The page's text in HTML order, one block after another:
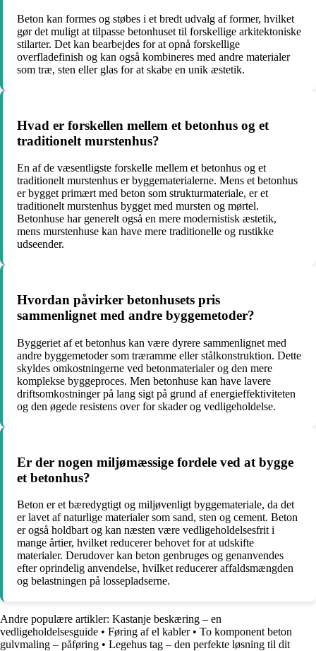
Beton kan formes og støbes i et bredt udvalg af former, hvilket
gør det muligt at tilpasse betonhuset til forskellige arkitektoniske
stilarter. Det kan bearbejdes for at opnå forskellige
overfladefinish og kan også kombineres med andre materialer
som træ, sten eller glas for at skabe en unik æstetik.
Hvad er forskellen mellem et betonhus og et
traditionelt murstenhus?
En af de væsentligste forskelle mellem et betonhus og et
traditionelt murstenhus er byggematerialerne. Mens et betonhus
er bygget primært med beton som strukturmateriale, er et
traditionelt murstenhus bygget med mursten og mørtel.
Betonhuse har generelt også en mere modernistisk æstetik,
mens murstenhuse kan have mere traditionelle og rustikke
udseender.
Hvordan påvirker betonhusets pris
sammenlignet med andre byggemetoder?
Byggeriet af et betonhus kan være dyrere sammenlignet med
andre byggemetoder som træramme eller stålkonstruktion. Dette
skyldes omkostningerne ved betonmaterialer og den mere
komplekse byggeproces. Men betonhuse kan have lavere
driftsomkostninger på lang sigt på grund af energieffektiviteten
og den øgede resistens over for skader og vedligeholdelse.
Er der nogen miljømæssige fordele ved at bygge
et betonhus?
Beton er et bæredygtigt og miljøvenligt byggemateriale, da det
er lavet af naturlige materialer som sand, sten og cement. Beton
er også holdbart og kan næsten være vedligeholdelsesfrit i
mange årtier, hvilket reducerer behovet for at udskifte
materialer. Derudover kan beton genbruges og genanvendes
efter oprindelig anvendelse, hvilket reducerer affaldsmængden
og belastningen på lossepladserne.
Andre populære artikler: Kastanje beskæring – en
vedligeholdelsesguide • Føring af el kabler• To komponent beton
gulvmaling – påføring • Legehus tag – den perfekte løsning til dit